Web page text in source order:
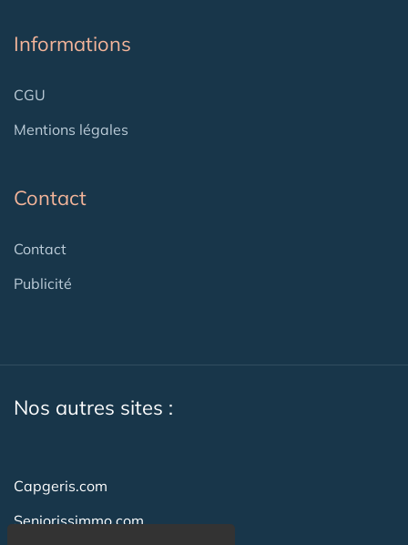
Informations
CGU
Mentions légales
Contact
Contact
Publicité
Nos autres sites :
Capgeris.com
Seniorissimmo.com